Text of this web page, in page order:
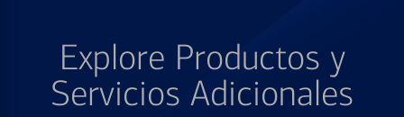
Explore Productos y
Servicios Adicionales